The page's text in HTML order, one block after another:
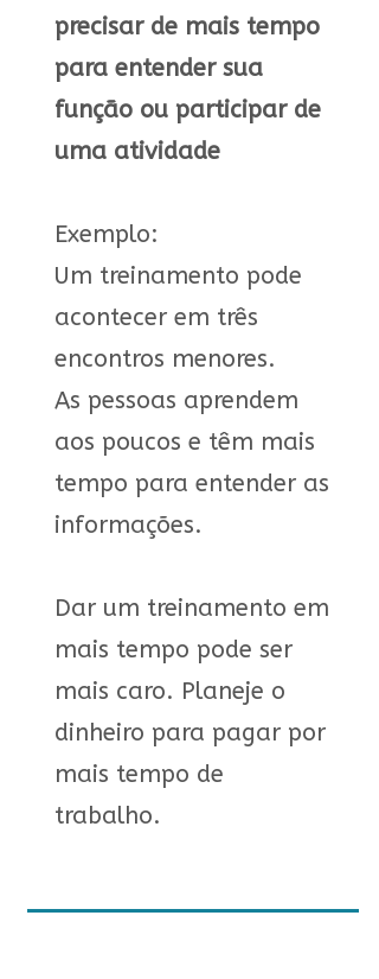
precisar de mais tempo
para entender sua
função ou participar de
uma atividade
Exemplo:
Um treinamento pode
acontecer em três
encontros menores.
As pessoas aprendem
aos poucos e têm mais
tempo para entender as
informações.
Dar um treinamento em
mais tempo pode ser
mais caro. Planeje o
dinheiro para pagar por
mais tempo de
trabalho.